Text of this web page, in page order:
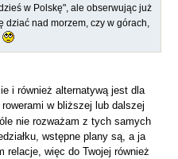
w Polskę", ale obserwując już
dziać nad morzem, czy w górach,
i również alternatywą jest dla
w bliższej lub dalszej
nie rozważam z tych samych
wstępne plany są, a ja
relacje, więc do Twojej również